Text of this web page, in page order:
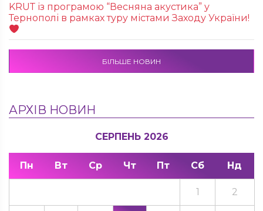
KRUТ із програмою “Весняна акустика” у
Тернополі в рамках туру містами Заходу України!
БІЛЬШЕ НОВИН
АРХІВ НОВИН
СЕРПЕНЬ 2026
Пн Вт Ср Чт Пт Сб Нд
1 2